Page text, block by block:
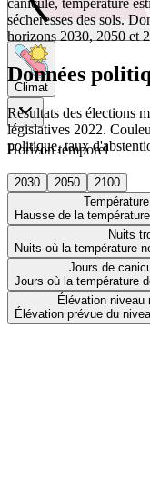
Climat
Horizon temporel
2030 2050
2100
Hausse de la
Nuits
Nuits où la température
Jours de
Jours où la température
Élévation niveau
Élévation prévue du
sécheresses des sols.
horizons 2030, 2050 et
Données
Résultats des élections
législatives 2022.
politique, taux